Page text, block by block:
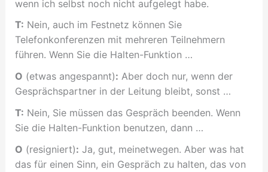
wenn ich selbst noch nicht aufgelegt habe.
T: Nein, auch im Festnetz können Sie
Telefonkonferenzen mit mehreren Teilnehmern
führen. Wenn Sie die Halten-Funktion …
O (etwas angespannt): Aber doch nur, wenn der
Gesprächspartner in der Leitung bleibt, sonst …
T: Nein, Sie müssen das Gespräch beenden. Wenn
Sie die Halten-Funktion benutzen, dann …
O (resigniert): Ja, gut, meinetwegen. Aber was hat
das für einen Sinn, ein Gespräch zu halten, das von